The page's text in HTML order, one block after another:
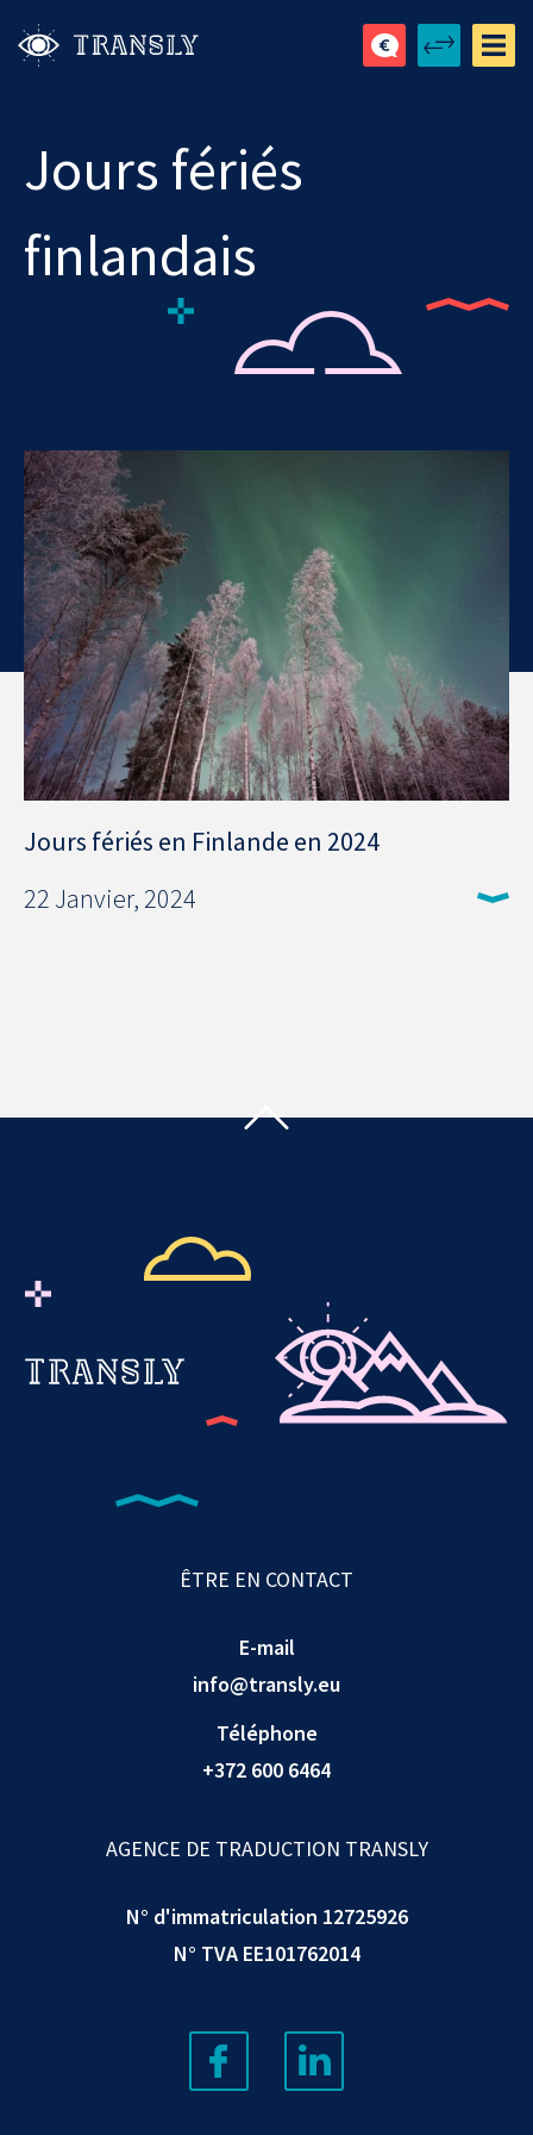
Jours fériés
finlandais
Jours fériés en Finlande en 2024
22 Janvier, 2024
ÊTRE EN CONTACT
E-mail
info@transly.eu
Téléphone
+372 600 6464
AGENCE DE TRADUCTION TRANSLY
N° d'immatriculation 12725926
N° TVA EE101762014